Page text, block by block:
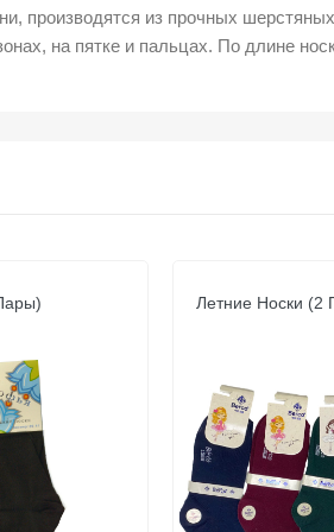
производятся из прочных
на пятке и пальцах. По длине
Летние Носки (2